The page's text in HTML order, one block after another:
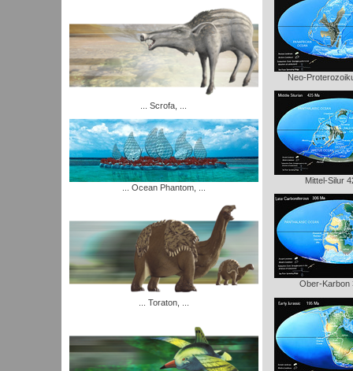
... Scrofa, ...
... Ocean Phantom, ...
... Toraton, ...
Neo-
Mittel-Silur
Ober-Karbon